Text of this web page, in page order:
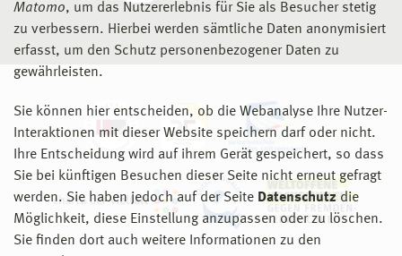
Matomo, um das Nutzererlebnis für Sie als Besucher stetig
zu verbessern. Hierbei werden sämtliche Daten anonymisiert
erfasst, um den Schutz personenbezogener Daten zu
gewährleisten.
Sie können hier entscheiden, ob die Webanalyse Ihre Nutzer-
Interaktionen mit dieser Website speichern darf oder nicht.
Ihre Entscheidung wird auf ihrem Gerät gespeichert, so dass
Sie bei künftigen Besuchen dieser Seite nicht erneut gefragt
werden. Sie haben jedoch auf der Seite Datenschutz die
Möglichkeit, diese Einstellung anzupassen oder zu löschen.
Sie finden dort auch weitere Informationen zu den